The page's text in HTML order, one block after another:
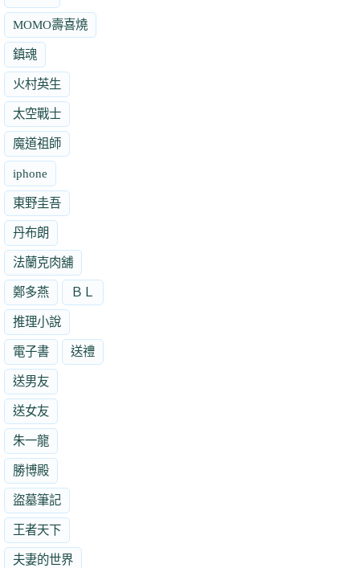
MOMO壽喜燒
鎮魂
火村英生
太空戰士
魔道祖師
iphone
東野圭吾
丹布朗
法蘭克肉舖
鄭多燕 ＢＬ
推理小說
電子書 送禮
送男友
送女友
朱一龍
勝博殿
盜墓筆記
王者天下
夫妻的世界